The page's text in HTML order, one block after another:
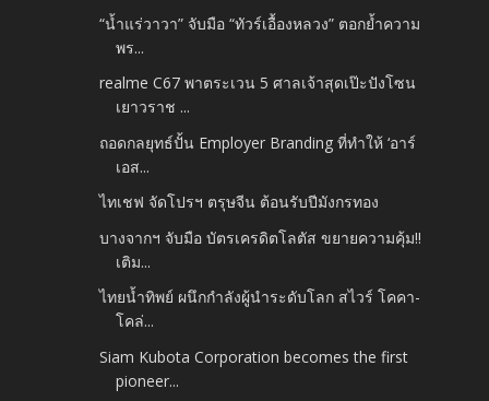
“น้ำแร่วาวา” จับมือ “ทัวร์เอื้องหลวง” ตอกย้ำความ
พร...
realme C67 พาตระเวน 5 ศาลเจ้าสุดเป๊ะปังโซน
เยาวราช ...
ถอดกลยุทธ์ปั้น Employer Branding ที่ทำให้ ‘อาร์
เอส...
ไทเชฟ จัดโปรฯ ตรุษจีน ต้อนรับปีมังกรทอง
บางจากฯ จับมือ บัตรเครดิตโลตัส ขยายความคุ้ม!!
เติม...
ไทยน้ำทิพย์ ผนึกกำลังผู้นำระดับโลก สไวร์ โคคา-
โคล่...
Siam Kubota Corporation becomes the first
pioneer...